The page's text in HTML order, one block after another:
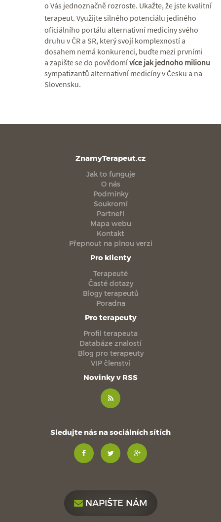
o Vás jednoznačně rozroste. Ukažte, že jste kvalitní
terapeut. Využijte silného potenciálu jediného
oficiálního portálu alternativní medicíny svého
druhu v ČR a SR, který svojí komplexností a
dosahem nemá konkurenci, buďte mezi prvními
a zapište se do povědomívíce jak jednoho milionu
sympatizantů alternativní medicíny v Česku a na
Slovensku.
ZnamyTerapeut.cz
Jak to funguje
O nás
Podmínky
Soukromí
Partneři
Mapa webu
Kontakt
Přepnout na plnou verzi
Pro klienty
Terapeuté
Časté dotazy
Blogy terapeutů
Poradna
Pro terapeuty
Profil terapeuta
Databáze znalostí
Blog pro terapeuty
VIP členství
Novinky v RSS
Sledujte nás na sociálních sítích
NAPIŠTE NÁM